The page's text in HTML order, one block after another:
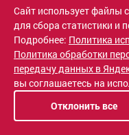
ГЕОРГИЙ
Нужно было
кому обратиться.
клинику. Всё очень
администраторов
качеству.
Сайт использует файлы
для сбора статистики и
Подробнее: Политика
Политика обработки
передачу данных в
вы соглашаетесь на
Отклонить все